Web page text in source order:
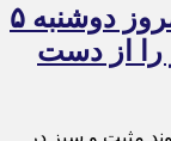
قیمت تتر، بیت‌کوین و اتریوم امروز دوشنبه ۵
مرز را از دست
مثبت و سبز در